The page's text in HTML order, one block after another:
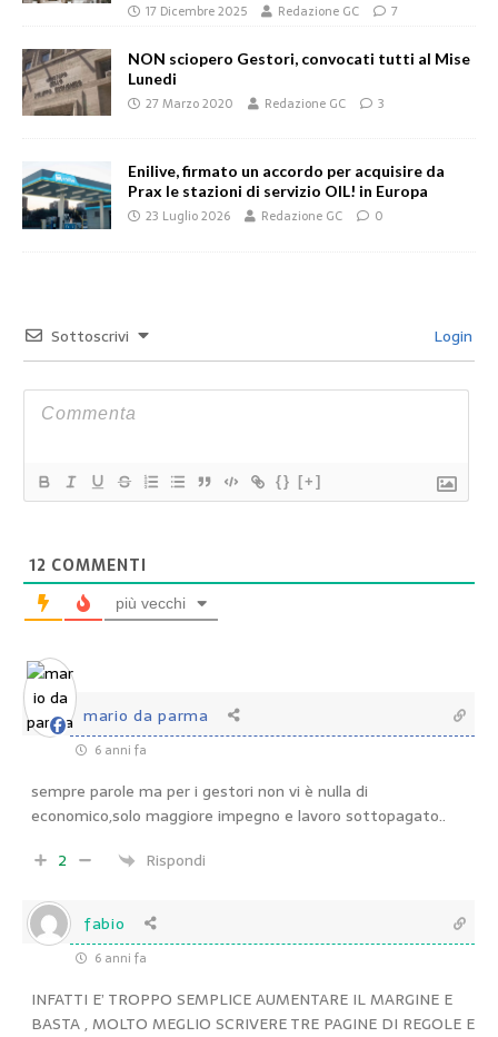
17 Dicembre 2025 Redazione GC 7
NON sciopero Gestori, convocati tutti al Mise
Lunedi
27 Marzo 2020 Redazione GC 3
Enilive, firmato un accordo per acquisire da
Prax le stazioni di servizio OIL! in Europa
23 Luglio 2026 Redazione GC 0
Sottoscrivi Login
{} [+]
12 COMMENTI
più vecchi
mario da parma
6 anni fa
sempre parole ma per i gestori non vi è nulla di
economico,solo maggiore impegno e lavoro sottopagato..
2
Rispondi
fabio
6 anni fa
INFATTI E’ TROPPO SEMPLICE AUMENTARE IL MARGINE E
BASTA , MOLTO MEGLIO SCRIVERE TRE PAGINE DI REGOLE E